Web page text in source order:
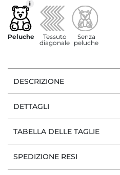
Peluche
Tessuto
diagonale
Senza
peluche
DESCRIZIONE
DETTAGLI
TABELLA DELLE TAGLIE
SPEDIZIONE RESI